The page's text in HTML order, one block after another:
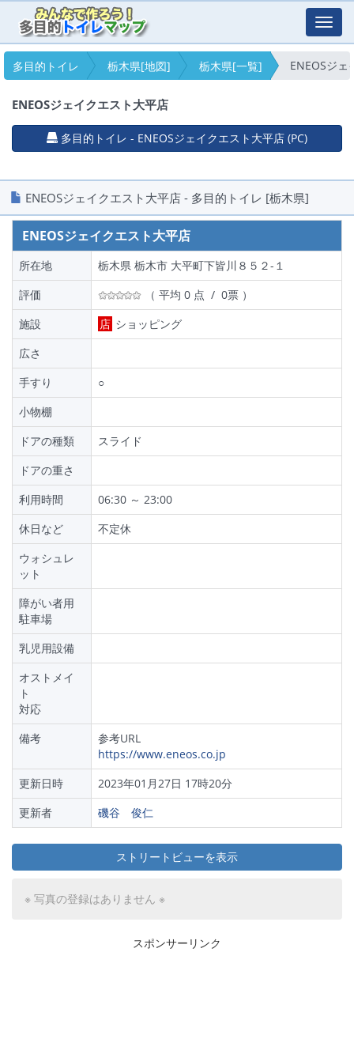
多目的トイレ
栃木県[地図] 栃木県[一覧] ENEOSジ
ENEOSジェイクエスト大平店
多目的トイレ - ENEOSジェイクエスト大平店 (PC)
ENEOSジェイクエスト大平店 - 多目的トイレ [栃木県]
ENEOSジェイクエスト大平店
所在地
栃木県 栃木市 大平町下皆川８５２-１
評価
（ 平均 0 点 / 0票 ）
施設
店 ショッピング
広さ
手すり
○
小物棚
ドアの種類
スライド
ドアの重さ
利用時間
06:30 ～ 23:00
休日など
不定休
ウォシュレ
ット
障がい者用
駐車場
乳児用設備
オストメイ
ト
対応
備考
参考URL
https://www.eneos.co.jp
更新日時
2023年01月27日 17時20分
更新者
磯谷 俊仁
ストリートビューを表示
※ 写真の登録はありません ※
スポンサーリンク